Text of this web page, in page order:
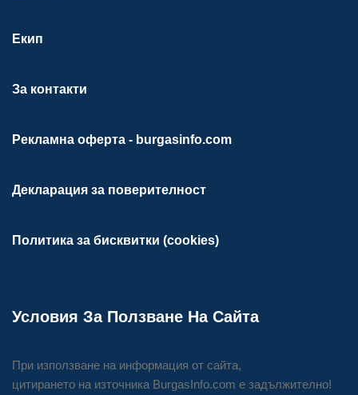
Екип
За контакти
Рекламна оферта - burgasinfo.com
Декларация за поверителност
Политика за бисквитки (cookies)
Условия За Ползване На Сайта
При използване на информация от сайта,
цитирането на източника BurgasInfo.com е задължително!